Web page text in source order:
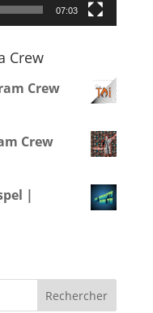
07:03
Crew
Crew
Crew
|
2025
×